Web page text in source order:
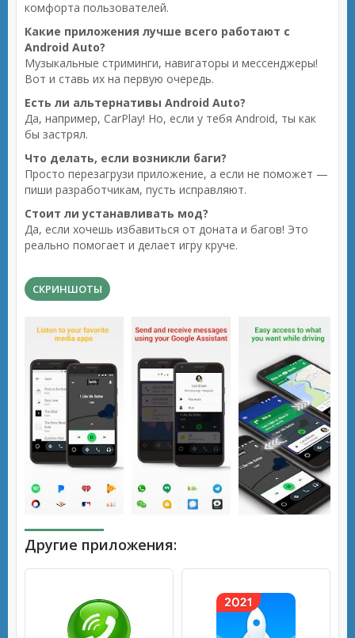
комфорта пользователей.
Какие приложения лучше всего работают с
Android Auto?
Музыкальные стриминги, навигаторы и мессенджеры!
Вот и ставь их на первую очередь.
Есть ли альтернативы Android Auto?
Да, например, CarPlay! Но, если у тебя Android, ты как
бы застрял.
Что делать, если возникли баги?
Просто перезагрузи приложение, а если не поможет —
пиши разработчикам, пусть исправляют.
Стоит ли устанавливать мод?
Да, если хочешь избавиться от доната и багов! Это
реально помогает и делает игру круче.
СКРИНШОТЫ
Другие приложения: